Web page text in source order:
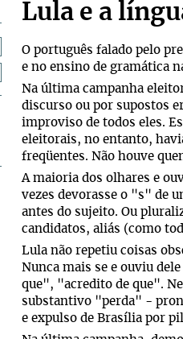
Lula e a
O português falado pelo
e no ensino de gramática
Na última campanha
discurso ou por supostos
improviso de todos eles.
eleitorais, no entanto,
freqüentes. Não houve
A maioria dos olhares e
vezes devorasse o "s" de
antes do sujeito. Ou
candidatos, aliás (como
Lula não repetiu coisas
Nunca mais se e ouviu
que", "acredito de que".
substantivo "perda" -
e expulso de Brasília por